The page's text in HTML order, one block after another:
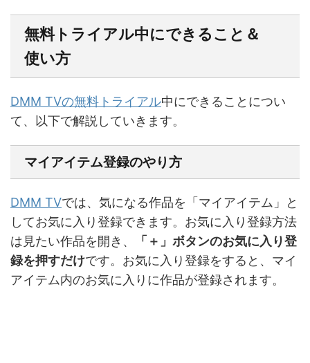
無料トライアル中にできること＆
使い方
DMM TVの無料トライアル中にできることについ
て、以下で解説していきます。
マイアイテム登録のやり方
DMM TVでは、気になる作品を「マイアイテム」と
してお気に入り登録できます。お気に入り登録方法
は見たい作品を開き、
「＋」ボタンのお気に入り登
録を押すだけです。お気に入り登録をすると、マイ
アイテム内のお気に入りに作品が登録されます。